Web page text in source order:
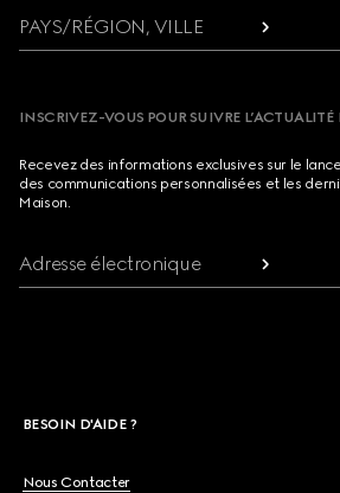
PAYS/RÉGION, VILLE
INSCRIVEZ-VOUS POUR SUIVRE L’ACTUALITÉ
Recevez des informations exclusives sur le
des communications personnalisées et les
Maison.
Adresse électronique
BESOIN D'AIDE ?
Nous Contacter